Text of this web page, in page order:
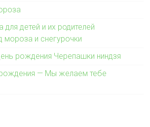
детей и их родителей
мороза и снегурочки
рождения Черепашки ниндзя
— Мы желаем тебе